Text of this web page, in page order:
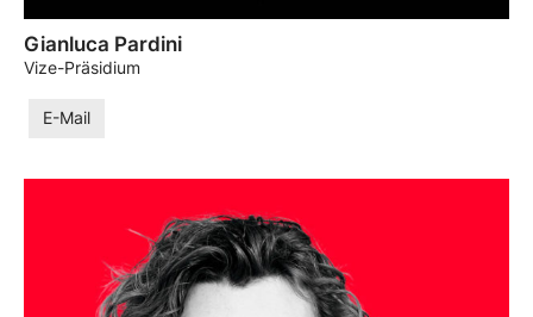
Gianluca Pardini
Vize-Präsidium
E-Mail